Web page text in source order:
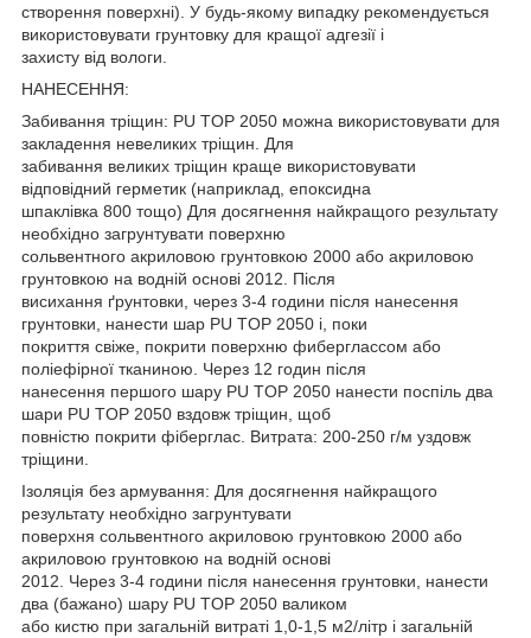
створення поверхні). У будь-якому випадку рекомендується
використовувати грунтовку для кращої адгезії і
захисту від вологи.
НАНЕСЕННЯ:
Забивання тріщин: PU TOP 2050 можна використовувати для
закладення невеликих тріщин. Для
забивання великих тріщин краще використовувати
відповідний герметик (наприклад, епоксидна
шпаклівка 800 тощо) Для досягнення найкращого результату
необхідно загрунтувати поверхню
сольвентного акриловою грунтовкою 2000 або акриловою
грунтовкою на водній основі 2012. Після
висихання ґрунтовки, через 3-4 години після нанесення
грунтовки, нанести шар PU TOP 2050 і, поки
покриття свіже, покрити поверхню фиберглассом або
поліефірної тканиною. Через 12 годин після
нанесення першого шару PU TOP 2050 нанести поспіль два
шари PU TOP 2050 вздовж тріщин, щоб
повністю покрити фіберглас. Витрата: 200-250 г/м уздовж
тріщини.
Ізоляція без армування: Для досягнення найкращого
результату необхідно загрунтувати
поверхня сольвентного акриловою грунтовкою 2000 або
акриловою грунтовкою на водній основі
2012. Через 3-4 години після нанесення грунтовки, нанести
два (бажано) шару PU TOP 2050 валиком
або кистю при загальній витраті 1,0-1,5 м2/літр і загальній